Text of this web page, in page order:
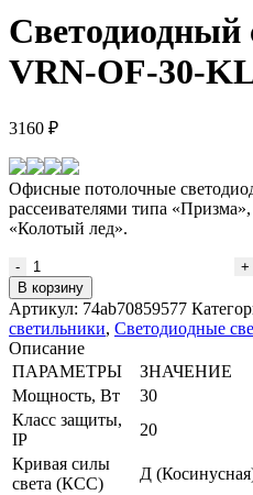
Светодиодный
VRN-OF-30-
3160 ₽
Офисные потолочные
рассеивателями типа
«Колотый лед».
Количество
товара
Светодиодный
светильник
VRN-
OF-
30-
KL50K20-
U
В корзину
Артикул: 74ab70859577
светильники, Светодиодные
Описание
ПАРАМЕТРЫ
ЗНАЧЕНИЕ
Мощность, Вт
30
Класс защиты,
IP
20
Кривая силы
света (КСС)
Д